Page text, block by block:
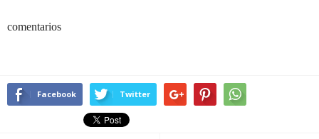
comentarios
Facebook Twitter